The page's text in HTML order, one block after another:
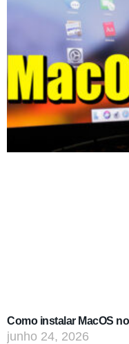
Como instalar MacOS
junho 24, 2026